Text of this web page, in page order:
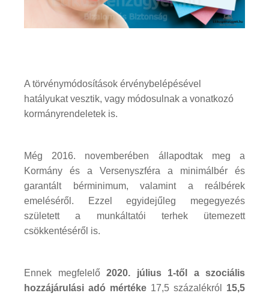
A törvénymódosítások érvénybelépésével
hatályukat vesztik, vagy módosulnak a vonatkozó
kormányrendeletek is.
Még 2016. novemberében állapodtak meg a
Kormány és a Versenyszféra a minimálbér és
garantált bérminimum, valamint a reálbérek
emeléséről. Ezzel egyidejűleg megegyezés
született a munkáltatói terhek ütemezett
csökkentéséről is.
Ennek megfelelő 2020. július 1-től a szociális
hozzájárulási adó mértéke 17,5 százalékról 15,5